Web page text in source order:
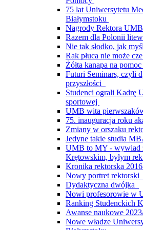
75 lat Uniwersytetu
Białymstoku
Nagrody Rektora
Razem dla Polonii
Nie tak słodko, jak
Rak płuca nie może
Żółta kanapa na pomoc
Futuri Seminars, czyli
przyszłości
Studenci ograli Kadrę
sportowej
UMB wita
75. inauguracja roku
Zmiany w orszaku
Jedyne takie studia
UMB to MY - wywiad
Krętowskim, byłym
Kronika rektorska
Nowy portret rektorski
Dydaktyczna dwójka
Nowi profesorowie w
Ranking Studenckich
Awanse naukowe
Nowe władze